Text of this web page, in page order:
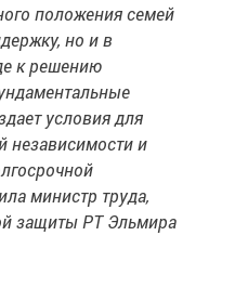
положения семей
но и в
к решению
условия для
независимости и
министр труда,
защиты РТ Эльмира